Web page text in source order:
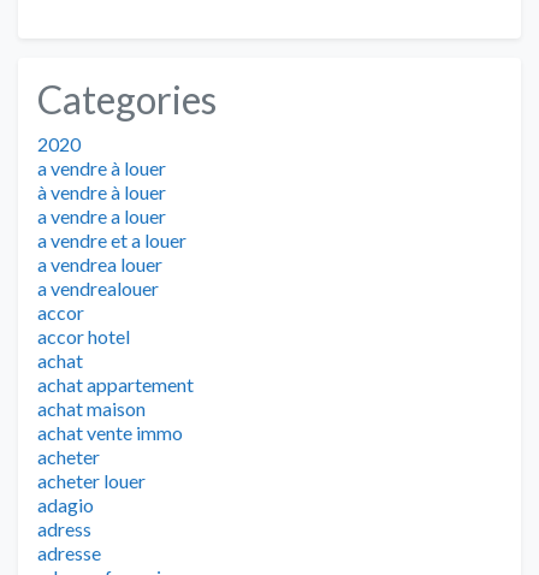
Categories
2020
a vendre à louer
à vendre à louer
a vendre a louer
a vendre et a louer
a vendrea louer
a vendrealouer
accor
accor hotel
achat
achat appartement
achat maison
achat vente immo
acheter
acheter louer
adagio
adress
adresse